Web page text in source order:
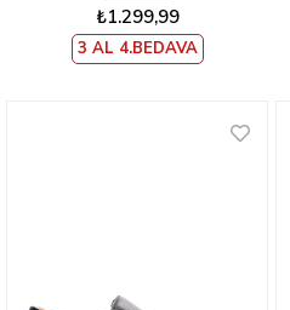
₺1.299,99
3 AL 4.BEDAVA